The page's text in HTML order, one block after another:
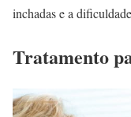
inchadas e a
Tratamento